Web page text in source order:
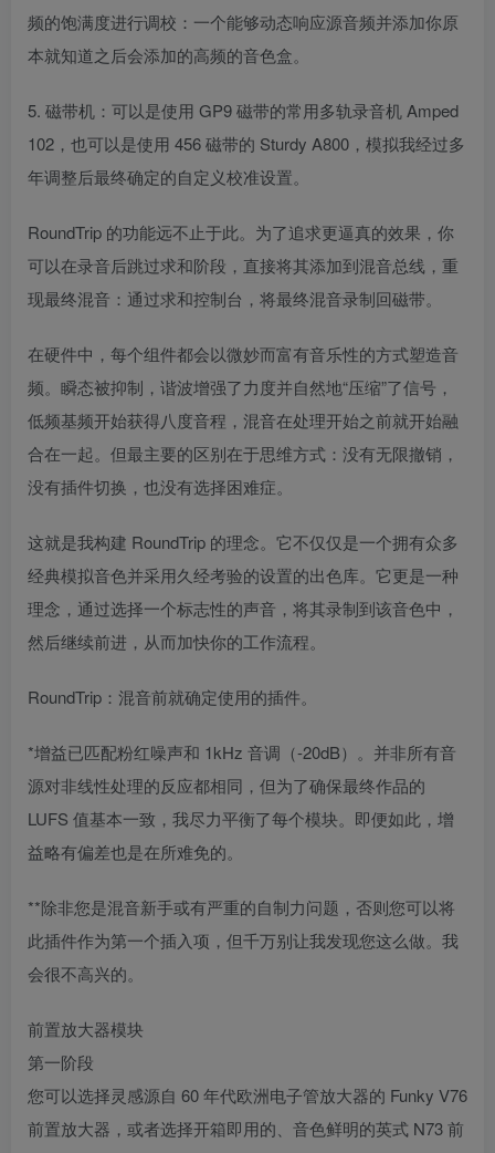
频的饱满度进行调校：一个能够动态响应源音频并添加你原
本就知道之后会添加的高频的音色盒。
5. 磁带机：可以是使用 GP9 磁带的常用多轨录音机 Amped
102，也可以是使用 456 磁带的 Sturdy A800，模拟我经过多
年调整后最终确定的自定义校准设置。
RoundTrip 的功能远不止于此。为了追求更逼真的效果，你
可以在录音后跳过求和阶段，直接将其添加到混音总线，重
现最终混音：通过求和控制台，将最终混音录制回磁带。
在硬件中，每个组件都会以微妙而富有音乐性的方式塑造音
频。瞬态被抑制，谐波增强了力度并自然地“压缩”了信号，
低频基频开始获得八度音程，混音在处理开始之前就开始融
合在一起。但最主要的区别在于思维方式：没有无限撤销，
没有插件切换，也没有选择困难症。
这就是我构建 RoundTrip 的理念。它不仅仅是一个拥有众多
经典模拟音色并采用久经考验的设置的出色库。它更是一种
理念，通过选择一个标志性的声音，将其录制到该音色中，
然后继续前进，从而加快你的工作流程。
RoundTrip：混音前就确定使用的插件。
*增益已匹配粉红噪声和 1kHz 音调（-20dB）。并非所有音
源对非线性处理的反应都相同，但为了确保最终作品的
LUFS 值基本一致，我尽力平衡了每个模块。即便如此，增
益略有偏差也是在所难免的。
**除非您是混音新手或有严重的自制力问题，否则您可以将
此插件作为第一个插入项，但千万别让我发现您这么做。我
会很不高兴的。
前置放大器模块
第一阶段
您可以选择灵感源自 60 年代欧洲电子管放大器的 Funky V76
前置放大器，或者选择开箱即用的、音色鲜明的英式 N73 前